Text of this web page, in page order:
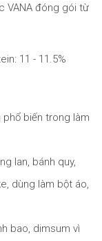
VANA đóng gói từ
11 - 11.5%
biến trong làm
lan, bánh quy,
dùng làm bột áo,
bao, dimsum vì